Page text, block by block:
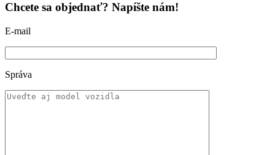
Chcete sa objednať? Napíšte nám!
E-mail
Správa